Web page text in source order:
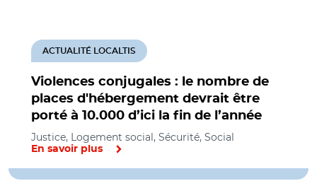
Violences conjugales : le nombre de
places d'hébergement devrait être
porté à 10.000 d’ici la fin de l’année
ACTUALITÉ LOCALTIS
Justice, Logement social, Sécurité, Social
En savoir plus